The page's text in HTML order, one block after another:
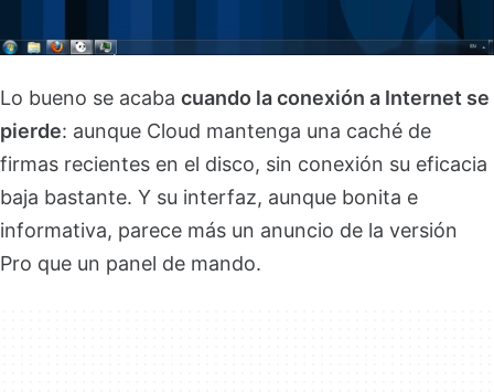
Lo bueno se acaba cuando la conexión a Internet se
pierde: aunque Cloud mantenga una caché de
firmas recientes en el disco, sin conexión su eficacia
baja bastante. Y su interfaz, aunque bonita e
informativa, parece más un anuncio de la versión
Pro que un panel de mando.